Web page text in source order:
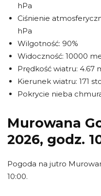
hPa
Ciśnienie
hPa
Wilgotność: 90%
Widoczność: 10000
Prędkość wiatru: 4.67
Kierunek wiatru: 171
Pokrycie nieba
Murowana
2026, godz.
Pogoda na jutro
10:00.